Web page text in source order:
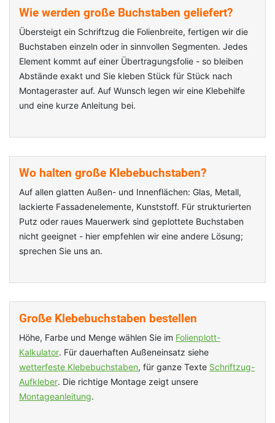
Wie werden große Buchstaben geliefert?
Übersteigt ein Schriftzug die Folienbreite, fertigen wir die
Buchstaben einzeln oder in sinnvollen Segmenten. Jedes
Element kommt auf einer Übertragungsfolie - so bleiben
Abstände exakt und Sie kleben Stück für Stück nach
Montageraster auf. Auf Wunsch legen wir eine Klebehilfe
und eine kurze Anleitung bei.
Wo halten große Klebebuchstaben?
Auf allen glatten Außen- und Innenflächen: Glas, Metall,
lackierte Fassadenelemente, Kunststoff. Für strukturierten
Putz oder raues Mauerwerk sind geplottete Buchstaben
nicht geeignet - hier empfehlen wir eine andere Lösung;
sprechen Sie uns an.
Große Klebebuchstaben bestellen
Höhe, Farbe und Menge wählen Sie im Folienplott-
Kalkulator. Für dauerhaften Außeneinsatz siehe
wetterfeste Klebebuchstaben, für ganze Texte Schriftzug-
Aufkleber. Die richtige Montage zeigt unsere
Montageanleitung.